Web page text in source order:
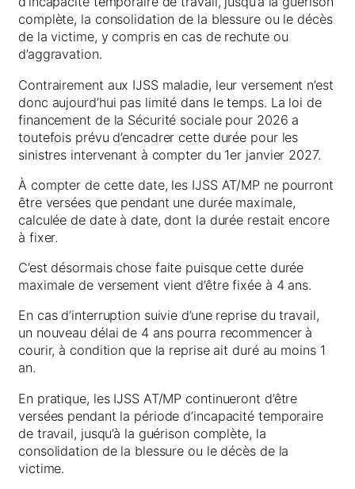
complète, la consolidation de la blessure ou le décès
de la victime, y compris en cas de rechute ou
d’aggravation.
Contrairement aux IJSS maladie, leur versement n’est
donc aujourd’hui pas limité dans le temps. La loi de
financement de la Sécurité sociale pour 2026 a
toutefois prévu d’encadrer cette durée pour les
sinistres intervenant à compter du 1er janvier 2027.
À compter de cette date, les IJSS AT/MP ne pourront
être versées que pendant une durée maximale,
calculée de date à date, dont la durée restait encore
à fixer.
C’est désormais chose faite puisque cette durée
maximale de versement vient d’être fixée à 4 ans.
En cas d’interruption suivie d’une reprise du travail,
un nouveau délai de 4 ans pourra recommencer à
courir, à condition que la reprise ait duré au moins 1
an.
En pratique, les IJSS AT/MP continueront d’être
versées pendant la période d’incapacité temporaire
de travail, jusqu’à la guérison complète, la
consolidation de la blessure ou le décès de la
victime.